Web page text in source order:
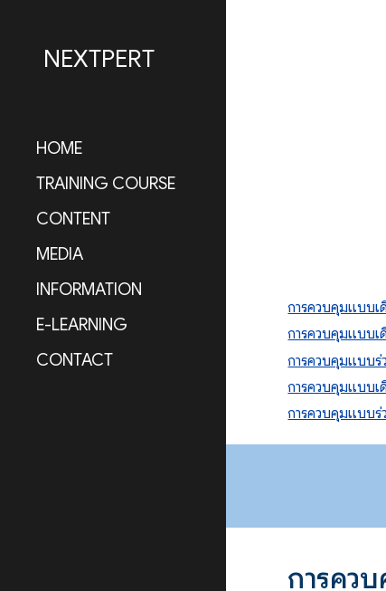
NEXTPERT
HOME
TRAINING COURSE
CONTENT
MEDIA
INFORMATION
E-LEARNING
CONTACT
การควบคุมแบบ
การควบคุมแบบ
การควบคุมแบบ
การควบคุมแบบเ
การควบคุมแบบ
การคว